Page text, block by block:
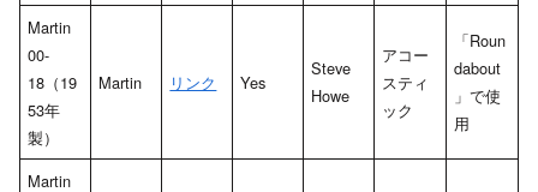
Martin
00-
18（19
53年
製）
Martin リンク Yes
Steve
Howe
アコー
スティ
ック
「Roun
dabout
」で使
用
Martin